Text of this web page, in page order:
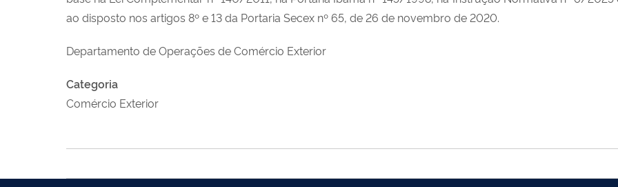
ao disposto nos artigos 8º e 13 da Portaria Secex nº 65, de 26 de novembro de 2020.
Departamento de Operações de Comércio Exterior
Categoria
Comércio Exterior